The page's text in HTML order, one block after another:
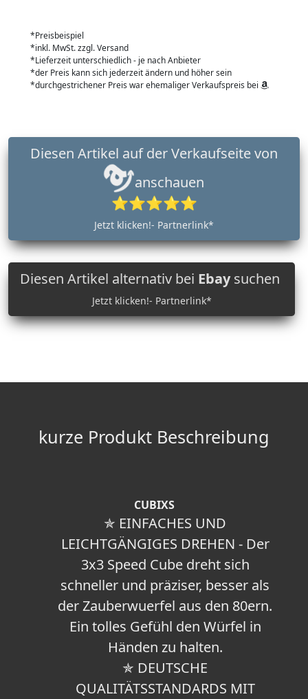
*Preisbeispiel
*inkl. MwSt. zzgl. Versand
*Lieferzeit unterschiedlich - je nach Anbieter
*der Preis kann sich jederzeit ändern und höher sein
*durchgestrichener Preis war ehemaliger Verkaufspreis bei
anschauen
⭐⭐⭐⭐⭐
Jetzt klicken!- Partnerlink*
Diesen Artikel alternativ bei Ebaysuchen
Jetzt klicken!- Partnerlink*
kurze Produkt Beschreibung
CUBIXS
✯ EINFACHES UND
LEICHTGÄNGIGES DREHEN - Der
3x3 Speed Cube dreht sich
schneller und präziser, besser als
der Zauberwuerfel aus den 80ern.
Ein tolles Gefühl den Würfel in
Händen zu halten.
✯ DEUTSCHE
QUALITÄTSSTANDARDS MIT